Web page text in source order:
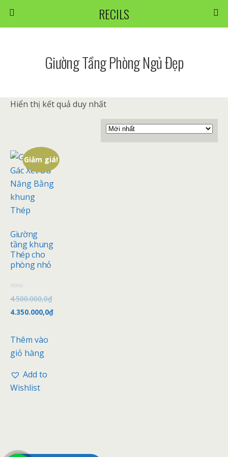
RECILS
Giường Tầng Phòng Ngủ Đẹp
Hiển thị kết quả duy nhất
Giảm giá!
Giường
tầng khung
Thép cho
phòng nhỏ
Đ
ư
ợ
c
p
h
n
5
a
4.500.000,0₫
4.350.000,0₫
Thêm vào
giỏ hàng
Add to
Wishlist